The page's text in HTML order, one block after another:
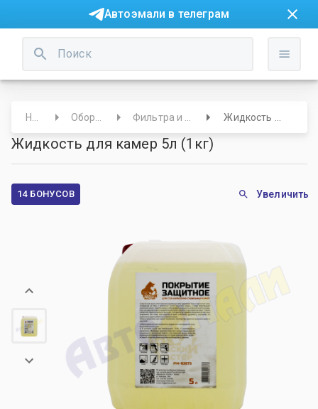
Автоэмали в телеграм
Жидкость для камер 5л (1кг)
14 БОНУСОВ Увеличить